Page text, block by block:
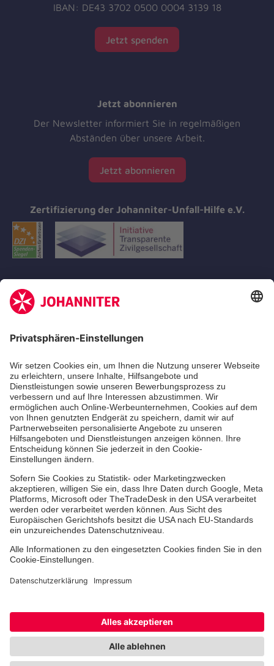
IBAN: DE43 3702 0500 0004 3139 18
Jetzt spenden
Jetzt abonnieren
Der Newsletter informiert Sie in regelmäßigen
Abständen über unsere Arbeit.
Jetzt abonnieren
Zertifizierung der Johanniter-Unfall-Hilfe e.V.
Erste-Hilfe-Kurse
Jobs
Ehrenamt
Freiwilligendienst
Johanniter-Jugend
Spendenprojekte
Kindertagesstätten
Einrichtungen
Cookie-Einstellungen Datenschutz Barrierefreiheit
Impressum Kontakt Widerruf